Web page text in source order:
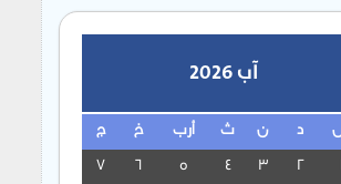
آب 2026
د ن ث أرب خ ج
2
3
4
5
6
7